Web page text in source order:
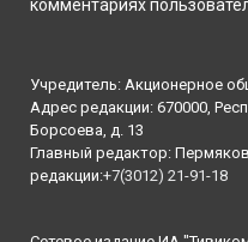
комментариях
Учредитель: Акционерное
Адрес редакции: 670000,
Борсоева, д. 13
Главный редактор:
редакции:+7(3012) 21-91-18